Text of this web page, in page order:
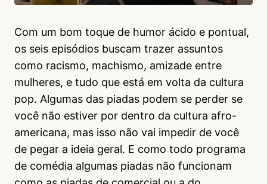
Com um bom toque de humor ácido e pontual,
os seis episódios buscam trazer assuntos
como racismo, machismo, amizade entre
mulheres, e tudo que está em volta da cultura
pop. Algumas das piadas podem se perder se
você não estiver por dentro da cultura afro-
americana, mas isso não vai impedir de você
de pegar a ideia geral. E como todo programa
de comédia algumas piadas não funcionam